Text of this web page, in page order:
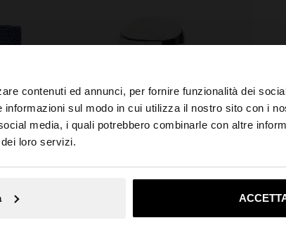
contenuti ed annunci, per fornire funzionalità dei
informazioni sul modo in cui utilizza il nostro sito con i
media, i quali potrebbero combinarle con altre
loro servizi.
Vuoi navigare sul nostro sito United States?
No, resta in Italia Sì,